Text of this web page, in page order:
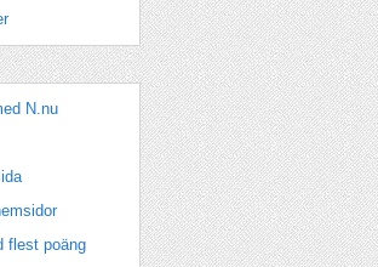
N.nu
flest poäng